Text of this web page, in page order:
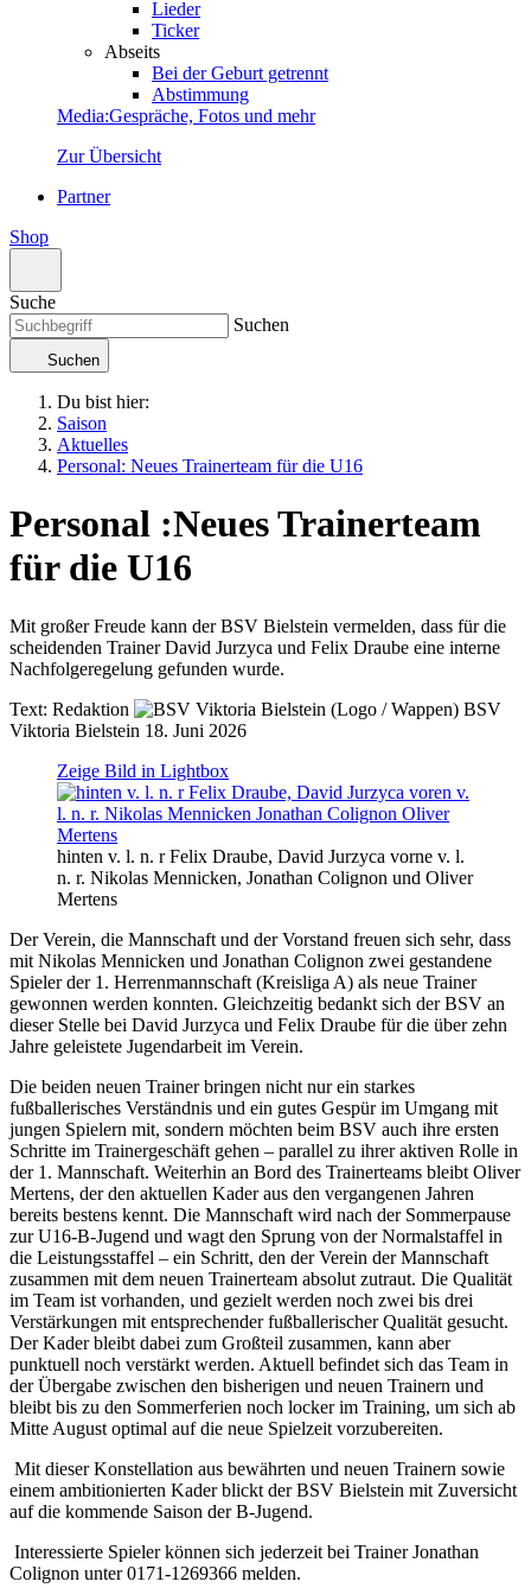
Lieder
Ticker
Abseits
Bei der Geburt getrennt
Abstimmung
Media:Gespräche, Fotos und mehr
Zur Übersicht
Partner
Shop
Suche
Suchen
Suchen
Du bist hier:
Saison
Aktuelles
Personal: Neues Trainerteam für die U16
Personal :Neues Trainerteam
für die U16
Mit großer Freude kann der BSV Bielstein vermelden, dass für die
scheidenden Trainer David Jurzyca und Felix Draube eine interne
Nachfolgeregelung gefunden wurde.
Text: Redaktion
BSV
Viktoria Bielstein 18. Juni 2026
Zeige Bild in Lightbox
hinten v. l. n. r Felix Draube, David Jurzyca vorne v. l.
n. r. Nikolas Mennicken, Jonathan Colignon und Oliver
Mertens
Der Verein, die Mannschaft und der Vorstand freuen sich sehr, dass
mit Nikolas Mennicken und Jonathan Colignon zwei gestandene
Spieler der 1. Herrenmannschaft (Kreisliga A) als neue Trainer
gewonnen werden konnten. Gleichzeitig bedankt sich der BSV an
dieser Stelle bei David Jurzyca und Felix Draube für die über zehn
Jahre geleistete Jugendarbeit im Verein.
Die beiden neuen Trainer bringen nicht nur ein starkes
fußballerisches Verständnis und ein gutes Gespür im Umgang mit
jungen Spielern mit, sondern möchten beim BSV auch ihre ersten
Schritte im Trainergeschäft gehen – parallel zu ihrer aktiven Rolle in
der 1. Mannschaft. Weiterhin an Bord des Trainerteams bleibt Oliver
Mertens, der den aktuellen Kader aus den vergangenen Jahren
bereits bestens kennt. Die Mannschaft wird nach der Sommerpause
zur U16-B-Jugend und wagt den Sprung von der Normalstaffel in
die Leistungsstaffel – ein Schritt, den der Verein der Mannschaft
zusammen mit dem neuen Trainerteam absolut zutraut. Die Qualität
im Team ist vorhanden, und gezielt werden noch zwei bis drei
Verstärkungen mit entsprechender fußballerischer Qualität gesucht.
Der Kader bleibt dabei zum Großteil zusammen, kann aber
punktuell noch verstärkt werden. Aktuell befindet sich das Team in
der Übergabe zwischen den bisherigen und neuen Trainern und
bleibt bis zu den Sommerferien noch locker im Training, um sich ab
Mitte August optimal auf die neue Spielzeit vorzubereiten.
Mit dieser Konstellation aus bewährten und neuen Trainern sowie
einem ambitionierten Kader blickt der BSV Bielstein mit Zuversicht
auf die kommende Saison der B-Jugend.
Interessierte Spieler können sich jederzeit bei Trainer Jonathan
Colignon unter 0171-1269366 melden.